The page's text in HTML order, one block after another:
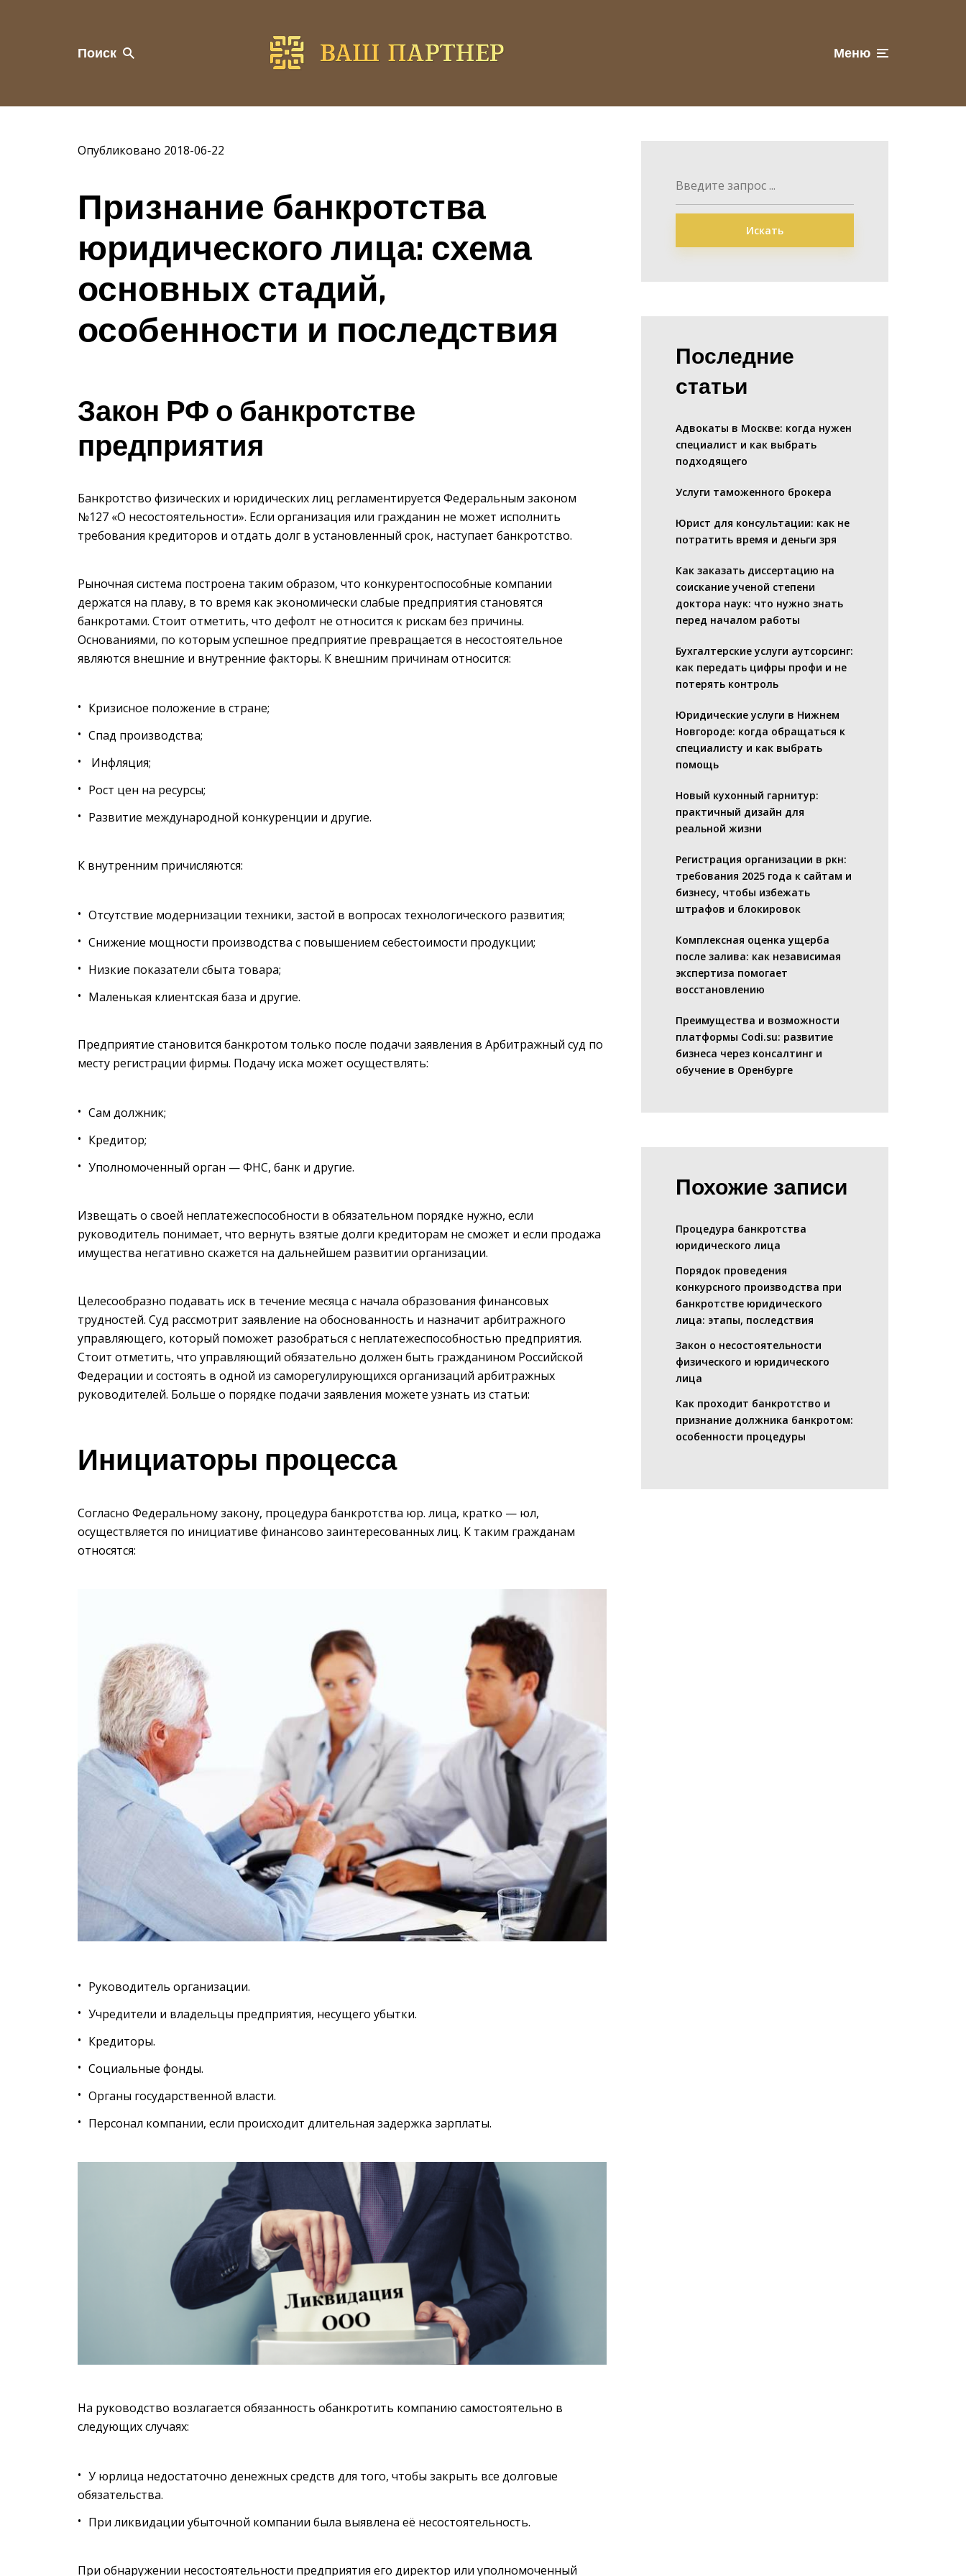
Поиск Меню
Опубликовано 2018-06-22
Признание банкротства
юридического лица: схема
основных стадий,
особенности и последствия
Закон РФ о банкротстве
предприятия
Банкротство физических и юридических лиц регламентируется Федеральным законом
№127 «О несостоятельности». Если организация или гражданин не может исполнить
требования кредиторов и отдать долг в установленный срок, наступает банкротство.
Рыночная система построена таким образом, что конкурентоспособные компании
держатся на плаву, в то время как экономически слабые предприятия становятся
банкротами. Стоит отметить, что дефолт не относится к рискам без причины.
Основаниями, по которым успешное предприятие превращается в несостоятельное
являются внешние и внутренние факторы. К внешним причинам относится:
Кризисное положение в стране;
Спад производства;
Инфляция;
Рост цен на ресурсы;
Развитие международной конкуренции и другие.
К внутренним причисляются:
Отсутствие модернизации техники, застой в вопросах технологического развития;
Снижение мощности производства с повышением себестоимости продукции;
Низкие показатели сбыта товара;
Маленькая клиентская база и другие.
Предприятие становится банкротом только после подачи заявления в Арбитражный суд по
месту регистрации фирмы. Подачу иска может осуществлять:
Сам должник;
Кредитор;
Уполномоченный орган — ФНС, банк и другие.
Извещать о своей неплатежеспособности в обязательном порядке нужно, если
руководитель понимает, что вернуть взятые долги кредиторам не сможет и если продажа
имущества негативно скажется на дальнейшем развитии организации.
Целесообразно подавать иск в течение месяца с начала образования финансовых
трудностей. Суд рассмотрит заявление на обоснованность и назначит арбитражного
управляющего, который поможет разобраться с неплатежеспособностью предприятия.
Стоит отметить, что управляющий обязательно должен быть гражданином Российской
Федерации и состоять в одной из саморегулирующихся организаций арбитражных
руководителей. Больше о порядке подачи заявления можете узнать из статьи:
Инициаторы процесса
Согласно Федеральному закону, процедура банкротства юр. лица, кратко — юл,
осуществляется по инициативе финансово заинтересованных лиц. К таким гражданам
относятся:
Руководитель организации.
Учредители и владельцы предприятия, несущего убытки.
Кредиторы.
Социальные фонды.
Органы государственной власти.
Персонал компании, если происходит длительная задержка зарплаты.
На руководство возлагается обязанность обанкротить компанию самостоятельно в
следующих случаях:
У юрлица недостаточно денежных средств для того, чтобы закрыть все долговые
обязательства.
При ликвидации убыточной компании была выявлена её несостоятельность.
При обнаружении несостоятельности предприятия его директор или уполномоченный
Искать
Последние
статьи
Адвокаты в Москве: когда нужен
специалист и как выбрать
подходящего
Услуги таможенного брокера
Юрист для консультации: как не
потратить время и деньги зря
Как заказать диссертацию на
соискание ученой степени
доктора наук: что нужно знать
перед началом работы
Бухгалтерские услуги аутсорсинг:
как передать цифры профи и не
потерять контроль
Юридические услуги в Нижнем
Новгороде: когда обращаться к
специалисту и как выбрать
помощь
Новый кухонный гарнитур:
практичный дизайн для
реальной жизни
Регистрация организации в ркн:
требования 2025 года к сайтам и
бизнесу, чтобы избежать
штрафов и блокировок
Комплексная оценка ущерба
после залива: как независимая
экспертиза помогает
восстановлению
Преимущества и возможности
платформы Codi.su: развитие
бизнеса через консалтинг и
обучение в Оренбурге
Похожие записи
Процедура банкротства
юридического лица
Порядок проведения
конкурсного производства при
банкротстве юридического
лица: этапы, последствия
Закон о несостоятельности
физического и юридического
лица
Как проходит банкротство и
признание должника банкротом:
особенности процедуры